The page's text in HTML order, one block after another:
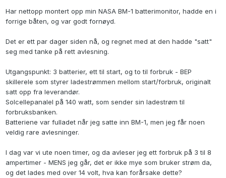
Har nettopp montert opp min NASA BM-1 batterimonitor, hadde en i
forrige båten, og var godt fornøyd.
Det er ett par dager siden nå, og regnet med at den hadde "satt"
seg med tanke på rett avlesning.
Utgangspunkt: 3 batterier, ett til start, og to til forbruk - BEP
skillerele som styrer ladestrømmen mellom start/forbruk, originalt
satt opp fra leverandør.
Solcellepanalel på 140 watt, som sender sin ladestrøm til
forbruksbanken.
Batteriene var fulladet når jeg satte inn BM-1, men jeg får noen
veldig rare avlesninger.
I dag var vi ute noen timer, og da avleser jeg ett forbruk på 3 til 8
ampertimer - MENS jeg går, det er ikke mye som bruker strøm da,
og det lades med over 14 volt, hva kan forårsake dette?